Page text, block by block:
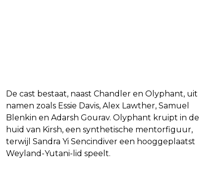
De cast bestaat, naast Chandler en Olyphant, uit
namen zoals Essie Davis, Alex Lawther, Samuel
Blenkin en Adarsh Gourav. Olyphant kruipt in de
huid van Kirsh, een synthetische mentorfiguur,
terwijl Sandra Yi Sencindiver een hooggeplaatst
Weyland-Yutani-lid speelt.